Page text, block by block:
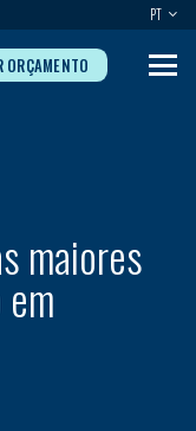
PT
ORÇAMENTO
maiores